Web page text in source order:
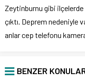
Zeytinburnu gibi ilçelerde
çıktı. Deprem nedeniyle
anlar cep telefonu
BENZER